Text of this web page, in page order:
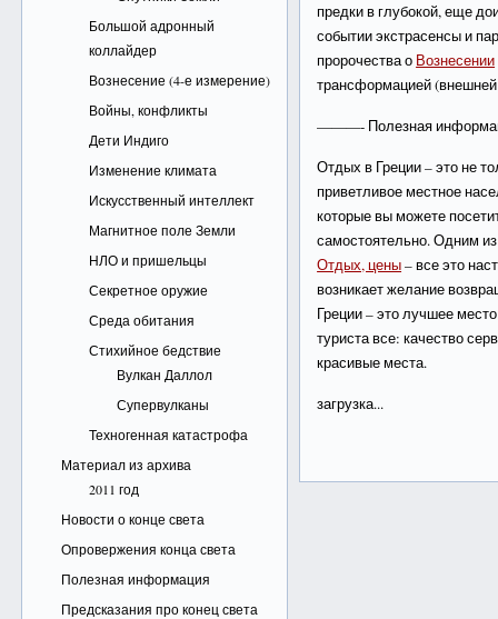
Большой адронный
коллайдер
Вознесение (4-е измерение)
Войны, конфликты
Дети Индиго
Изменение климата
Искусственный интеллект
Магнитное поле Земли
НЛО и пришельцы
Секретное оружие
Среда обитания
Стихийное бедствие
Вулкан Даллол
Супервулканы
Техногенная катастрофа
Материал из архива
2011 год
Новости о конце света
Опровержения конца света
Полезная информация
Предсказания про конец света
предки в глубокой, еще
событии экстрасенсы и
пророчества о Вознесении
трансформацией (внешней
———- Полезная
Отдых в Греции – это не
приветливое местное
которые вы можете
самостоятельно. Одним
Отдых, цены– все это
возникает желание
Греции – это лучшее
туриста все: качество
красивые места.
загрузка...